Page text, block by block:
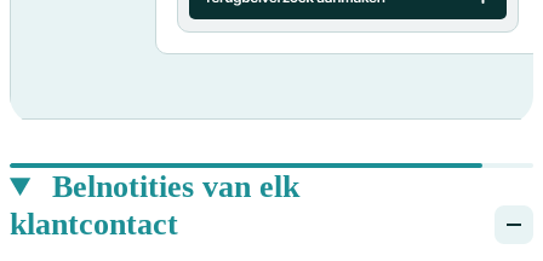
Belnotities van elk
klantcontact